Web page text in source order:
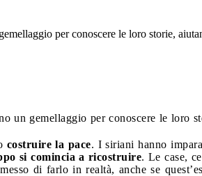
per conoscere le loro storie,
un gemellaggio per conoscere le loro
costruire la pace. I siriani hanno
si comincia a ricostruire. Le case,
di farlo in realtà, anche se